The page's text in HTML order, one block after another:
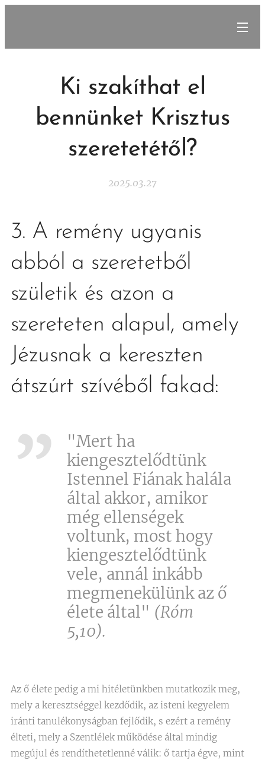
Ki szakíthat el
bennünket Krisztus
szeretetétől?
2025.03.27
3. A remény ugyanis
abból a szeretetből
születik és azon a
szereteten alapul, amely
Jézusnak a kereszten
átszúrt szívéből fakad:
"Mert ha
kiengesztelődtünk
Istennel Fiának halála
által akkor, amikor
még ellenségek
voltunk, most hogy
kiengesztelődtünk
vele, annál inkább
megmenekülünk az ő
élete által" (Róm
5,10).
Az ő élete pedig a mi hitéletünkben mutatkozik meg,
mely a keresztséggel kezdődik, az isteni kegyelem
iránti tanulékonyságban fejlődik, s ezért a remény
élteti, mely a Szentlélek működése által mindig
megújul és rendíthetetlenné válik: ő tartja égve, mint